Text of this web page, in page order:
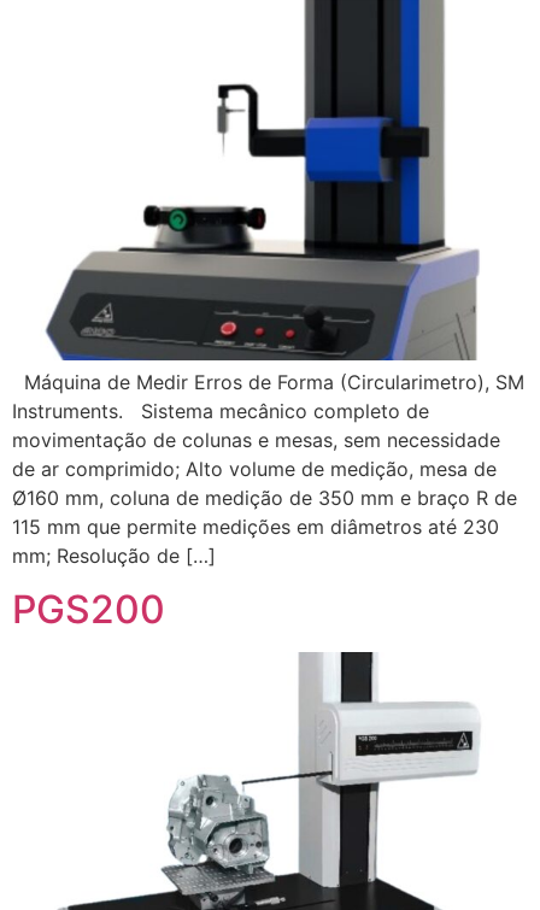
Máquina de Medir Erros de Forma (Circularimetro), SM
Instruments. Sistema mecânico completo de
movimentação de colunas e mesas, sem necessidade
de ar comprimido; Alto volume de medição, mesa de
Ø160 mm, coluna de medição de 350 mm e braço R de
115 mm que permite medições em diâmetros até 230
mm; Resolução de […]
PGS200